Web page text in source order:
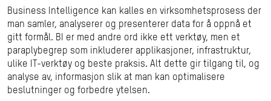
Business Intelligence kan kalles en virksomhetsprosess der
man samler, analyserer og presenterer data for å oppnå et
gitt formål. BI er med andre ord ikke ett verktøy, men et
paraplybegrep som inkluderer applikasjoner, infrastruktur,
ulike IT-verktøy og beste praksis. Alt dette gir tilgang til, og
analyse av, informasjon slik at man kan optimalisere
beslutninger og forbedre ytelsen.